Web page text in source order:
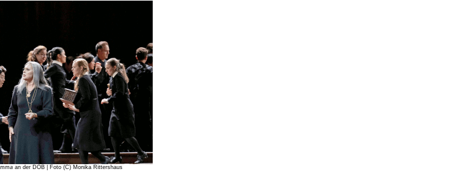
an der DOB | Foto (C) Monika Rittershaus